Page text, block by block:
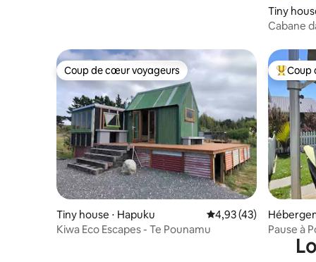
Tiny
Cabane
Coup de cœur voyageurs
Coup de cœur voyageurs
Tiny house ⋅ Hapuku Évaluation moyenne
4,93 (43)
Kiwa Eco Escapes - Te Pounamu
Coups
Coup
Pause à